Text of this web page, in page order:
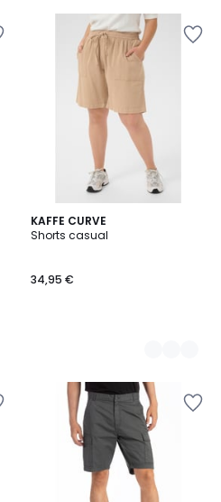
KAFFE CURVE
Shorts casual
34,95 €
5
Couleurs